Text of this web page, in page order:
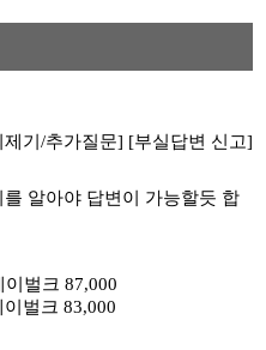
제기/추가질문] [부실답변 신고]
알아야 답변이 가능할듯 합
벌크 87,000
벌크 83,000